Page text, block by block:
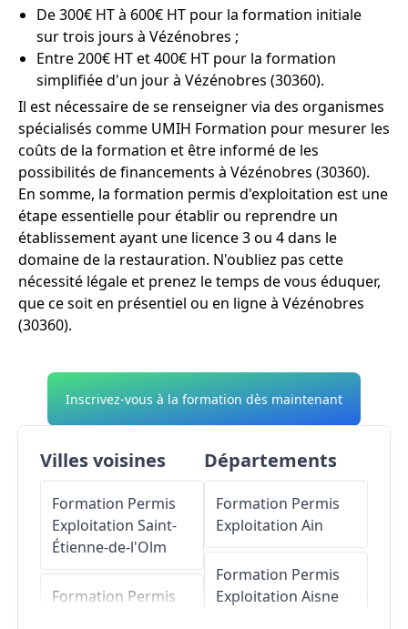
De 300€ HT à 600€ HT pour la formation initiale
sur trois jours à Vézénobres ;
Entre 200€ HT et 400€ HT pour la formation
simplifiée d'un jour à Vézénobres (30360).
Il est nécessaire de se renseigner via des organismes
spécialisés comme UMIH Formation pour mesurer les
coûts de la formation et être informé de les
possibilités de financements à Vézénobres (30360).
En somme, la formation permis d'exploitation est une
étape essentielle pour établir ou reprendre un
établissement ayant une licence 3 ou 4 dans le
domaine de la restauration. N'oubliez pas cette
nécessité légale et prenez le temps de vous éduquer,
que ce soit en présentiel ou en ligne à Vézénobres
(30360).
Inscrivez-vous à la formation dès maintenant
Villes voisines
Formation Permis
Exploitation Saint-
Étienne-de-l'Olm
Formation Permis
Départements
Formation Permis
Exploitation Ain
Formation Permis
Exploitation Aisne